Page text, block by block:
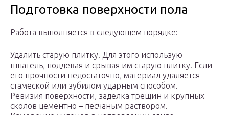
Подготовка поверхности пола
Работа выполняется в следующем порядке:
Удалить старую плитку. Для этого использую
шпатель, поддевая и срывая им старую плитку. Если
его прочности недостаточно, материал удаляется
стамеской или зубилом ударным способом.
Ревизия поверхности, заделка трещин и крупных
сколов цементно – песчаным раствором.